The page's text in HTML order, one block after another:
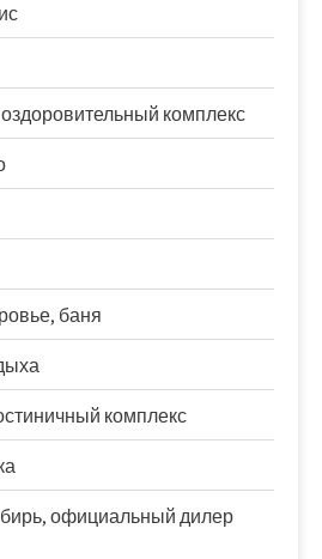
комплекс
баня
комплекс
официальный дилер